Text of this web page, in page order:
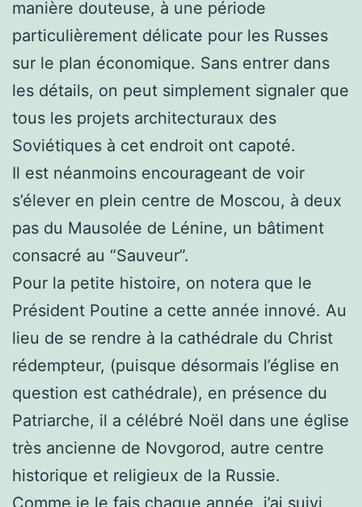
manière douteuse, à une période
particulièrement délicate pour les Russes
sur le plan économique. Sans entrer dans
les détails, on peut simplement signaler que
tous les projets architecturaux des
Soviétiques à cet endroit ont capoté.
Il est néanmoins encourageant de voir
s’élever en plein centre de Moscou, à deux
pas du Mausolée de Lénine, un bâtiment
consacré au “Sauveur”.
Pour la petite histoire, on notera que le
Président Poutine a cette année innové. Au
lieu de se rendre à la cathédrale du Christ
rédempteur, (puisque désormais l’église en
question est cathédrale), en présence du
Patriarche, il a célébré Noël dans une église
très ancienne de Novgorod, autre centre
historique et religieux de la Russie.
Comme je le fais chaque année, j’ai suivi